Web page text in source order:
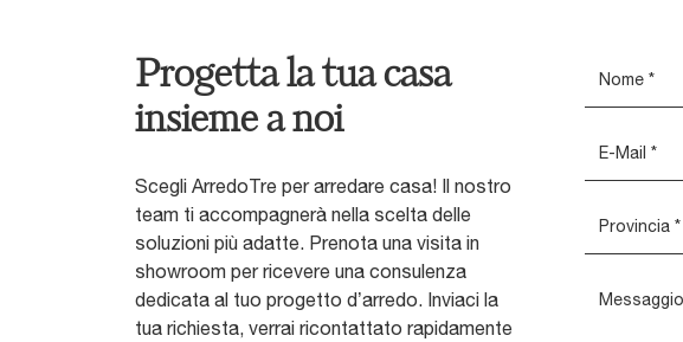
Progetta la tua casa
insieme a noi
Scegli ArredoTre per arredare casa! Il nostro
team ti accompagnerà nella scelta delle
soluzioni più adatte. Prenota una visita in
showroom per ricevere una consulenza
dedicata al tuo progetto d’arredo. Inviaci la
tua richiesta, verrai ricontattato rapidamente